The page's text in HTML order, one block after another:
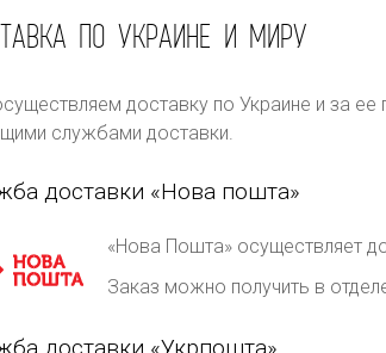
ПО УКРАИНЕ И МИРУ
доставку по Украине и за
службами доставки.
доставки «Нова пошта»
«Нова Пошта» осуществляет
Заказ можно получить в